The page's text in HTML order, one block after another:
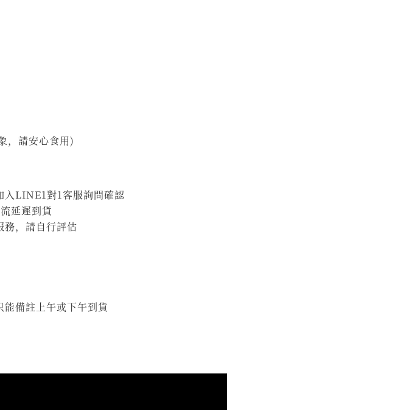
，請安心食用)
入LINE1對1客服詢問確認
延遲到貨
務，請自行評估
備註上午或下午到貨